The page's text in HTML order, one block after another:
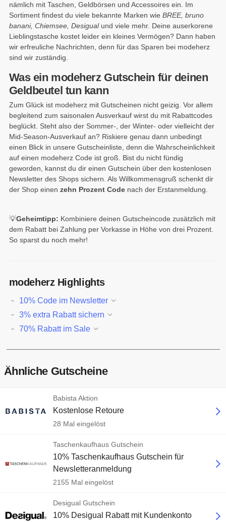
nämlich mit Taschen, Geldbörsen und Accessoires ein. Im
Sortiment findest du viele bekannte Marken wie BREE, bruno
banani, Chiemsee, Desigualund viele mehr. Deine auserkorene
Lieblingstasche kostet leider ein kleines Vermögen? Dann haben
wir erfreuliche Nachrichten, denn für das Sparen bei modeherz
sind wir zuständig.
Was ein modeherz Gutschein für deinen
Geldbeutel tun kann
Zum Glück ist modeherz mit Gutscheinen nicht geizig. Vor allem
begleitend zum saisonalen Ausverkauf wirst du mit Rabattcodes
beglückt. Steht also der Sommer-, der Winter- oder vielleicht der
Mid-Season-Ausverkauf an? Riskiere genau dann unbedingt
einen Blick in unsere Gutscheinliste, denn die Wahrscheinlichkeit
auf einen modeherz Code ist groß. Bist du nicht fündig
geworden, kannst du dir einen Gutschein über den kostenlosen
Newsletter des Shops sichern. Als Willkommensgruß schenkt dir
der Shop einen zehn Prozent Codenach der Erstanmeldung.
💡Geheimtipp: Kombiniere deinen Gutscheincode zusätzlich mit
dem Rabatt bei Zahlung per Vorkasse in Höhe von drei Prozent.
So sparst du noch mehr!
modeherz Highlights
10% Code im Newsletter
3% extra Rabatt sichern
70% Rabatt im Sale
Ähnliche Gutscheine
Babista Aktion
Kostenlose Retoure
28 Mal eingelöst
Taschenkaufhaus Gutschein
10% Taschenkaufhaus Gutschein für
Newsletteranmeldung
2155 Mal eingelöst
Desigual Gutschein
10% Desigual Rabatt mit Kundenkonto